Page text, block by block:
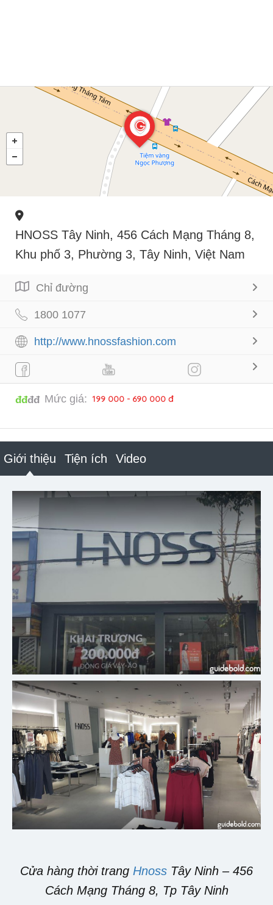
HNOSS Tây Ninh, 456 Cách Mạng Tháng 8,
Khu phố 3, Phường 3, Tây Ninh, Việt Nam
Chỉ đường
1800 1077
http://www.hnossfashion.com
đđđđ Mức giá: 199 000 - 690 000 đ
Giới thiệu Tiện ích Video
Cửa hàng thời trang Hnoss Tây Ninh – 456
Cách Mạng Tháng 8, Tp Tây Ninh